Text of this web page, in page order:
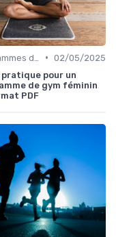
• 02/05/2025
pratique pour un
de gym féminin
PDF